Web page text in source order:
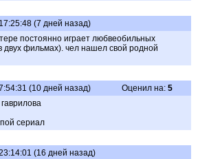
(7 дней назад)
постоянно играет любвеобильных
фильмах). чел нашел свой родной
(10 дней назад) Оценил на: 5
сериал
(16 дней назад)